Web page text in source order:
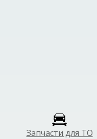
Запчасти для ТО